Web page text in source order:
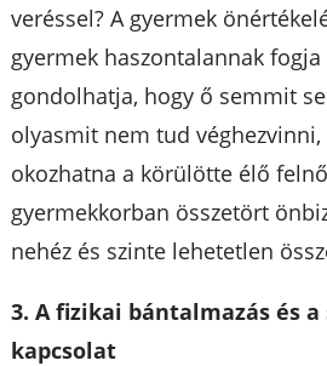
veréssel? A gyermek
gyermek haszontalannak
gondolhatja, hogy ő semmit
olyasmit nem tud
okozhatna a körülötte élő
gyermekkorban összetört
nehéz és szinte lehetetlen
3. A fizikai bántalmazás és
kapcsolat